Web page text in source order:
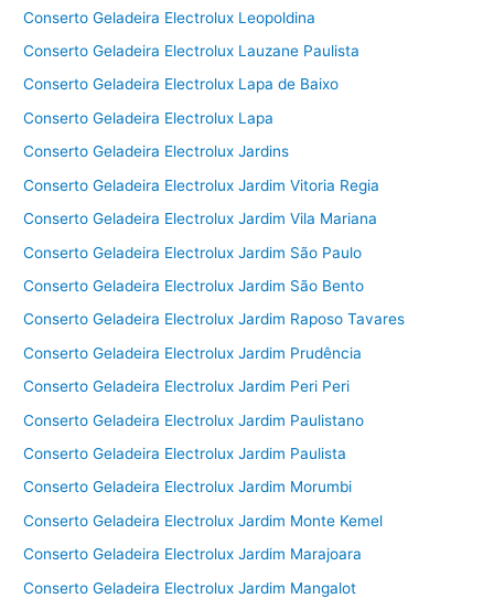
Conserto Geladeira Electrolux Leopoldina
Conserto Geladeira Electrolux Lauzane Paulista
Conserto Geladeira Electrolux Lapa de Baixo
Conserto Geladeira Electrolux Lapa
Conserto Geladeira Electrolux Jardins
Conserto Geladeira Electrolux Jardim Vitoria Regia
Conserto Geladeira Electrolux Jardim Vila Mariana
Conserto Geladeira Electrolux Jardim São Paulo
Conserto Geladeira Electrolux Jardim São Bento
Conserto Geladeira Electrolux Jardim Raposo Tavares
Conserto Geladeira Electrolux Jardim Prudência
Conserto Geladeira Electrolux Jardim Peri Peri
Conserto Geladeira Electrolux Jardim Paulistano
Conserto Geladeira Electrolux Jardim Paulista
Conserto Geladeira Electrolux Jardim Morumbi
Conserto Geladeira Electrolux Jardim Monte Kemel
Conserto Geladeira Electrolux Jardim Marajoara
Conserto Geladeira Electrolux Jardim Mangalot